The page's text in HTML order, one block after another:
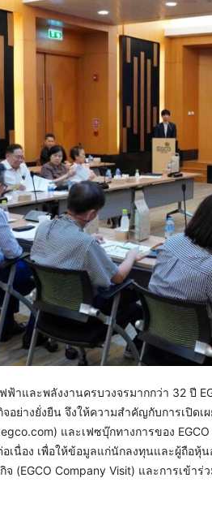
ฟ้าและพลังงานครบวงจรมากกว่า 32 ปี
อย่างยั่งยืน จึงให้ความสำคัญกับการเปิด
และเฟซบุ๊กทางการของ
เนื่อง เพื่อให้ข้อมูลแก่นักลงทุนและผู้ถือหุ้
(EGCO Company Visit) และการเข้